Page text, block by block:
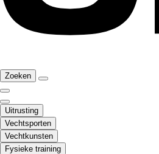
Zoeken
Uitrusting
Vechtsporten
Vechtkunsten
Fysieke training